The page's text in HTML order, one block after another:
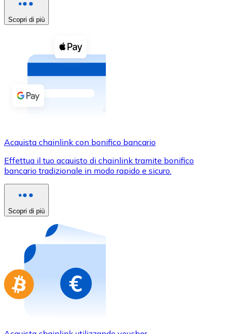
Vedi tutto
Buoni cripto
Acquista criptovalute in contanti e altri mezzi di
Acquista con contanti
Bonifico SEPA
Usa le carte Visa e Mastercard per acquistare
Acquista con carta
Acquista gift card dei tuoi marchi preferiti con
Vai al negozio di carte regalo
Scopri di più
Acquista chainlink con bonifico bancario
Effettua il tuo acquisto di chainlink tramite bonifico
bancario tradizionale in modo rapido e sicuro.
Scopri di più